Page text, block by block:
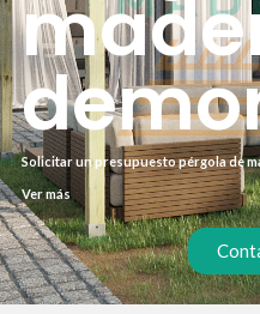
Solicitar un presupuesto pérgola de
lleno de incertidumbre. En nuestra
desde el primer contacto, con precios
cada proyecto es único, por eso
reales.
Ver más